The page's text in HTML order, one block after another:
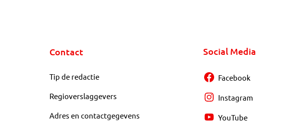
Contact
Tip de redactie
Regioverslaggevers
Adres en contactgegevens
Social Media
Facebook
Instagram
YouTube